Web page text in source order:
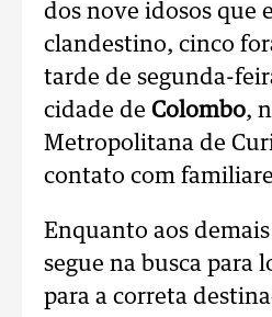
dos nove idosos que
clandestino, cinco
tarde de segunda-
cidade de Colombo,
Metropolitana de
contato com
Enquanto aos demais
segue na busca para
para a correta